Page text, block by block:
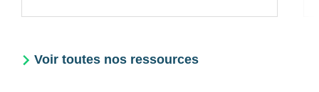
Voir toutes nos ressources